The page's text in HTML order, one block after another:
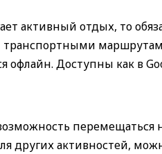
активный отдых, то
офлайн. Доступны как в
других активностей,